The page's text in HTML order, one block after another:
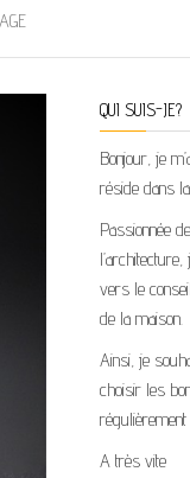
QUI SUIS-JE?
Bonjour, je
réside dans
Passionnée
vers le
de la maison.
Ainsi, je
choisir les
A très vite